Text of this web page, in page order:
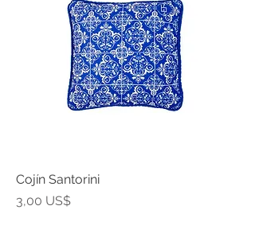
Cojín Santorini
Precio
3,00 US$